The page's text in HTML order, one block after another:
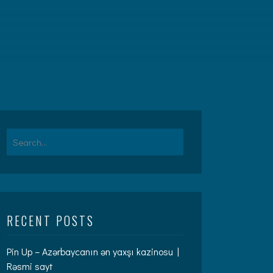
Search
for:
RECENT POSTS
Pin Up – Azərbaycanın ən yaxşı kazinosu |
Rəsmi sayt